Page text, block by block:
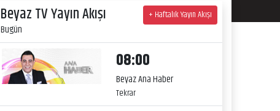
Beyaz TV Yayın Akışı
Bugün
+ Haftalık Yayın Akışı
08:00
Beyaz Ana Haber
Tekrar